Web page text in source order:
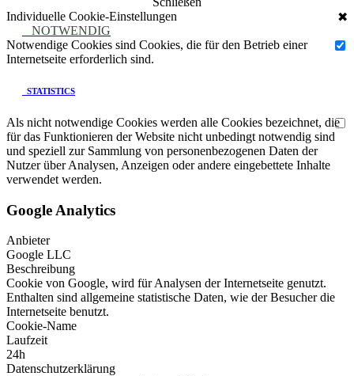
Individuelle Cookie-Einstellungen
✖
NOTWENDIG
Notwendige Cookies sind Cookies, die für den Betrieb einer
Internetseite erforderlich sind.
STATISTICS
Als nicht notwendige Cookies werden alle Cookies bezeichnet, die
für das Funktionieren der Website nicht unbedingt notwendig sind
und speziell zur Sammlung von personenbezogenen Daten der
Nutzer über Analysen, Anzeigen oder andere eingebettete Inhalte
verwendet werden.
Google Analytics
Anbieter
Google LLC
Beschreibung
Cookie von Google, wird für Analysen der Internetseite genutzt.
Enthalten sind allgemeine statistische Daten, wie der Besucher die
Internetseite benutzt.
Cookie-Name
Laufzeit
24h
Datenschutzerklärung